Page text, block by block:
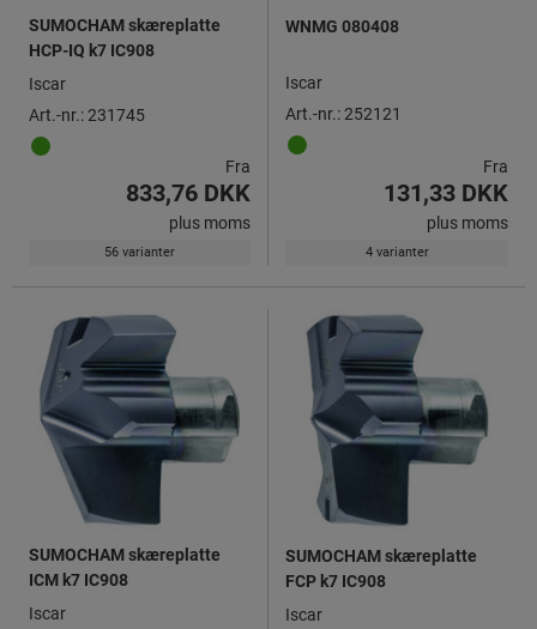
SUMOCHAM skæreplatte
HCP-IQ k7 IC908
Iscar
Art.-nr.: 231745
Fra
833,76 DKK
plus moms
56 varianter
WNMG 080408
Iscar
Art.-nr.: 252121
Fra
131,33 DKK
plus moms
4 varianter
SUMOCHAM skæreplatte
ICM k7 IC908
Iscar
SUMOCHAM skæreplatte
FCP k7 IC908
Iscar